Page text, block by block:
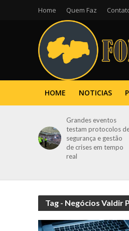
Home Quem Faz
HOME NOTICIAS
Grandes eventos
testam protocolos
segurança e gestão
de crises em tempo
real
Tag - Negócios Valdir